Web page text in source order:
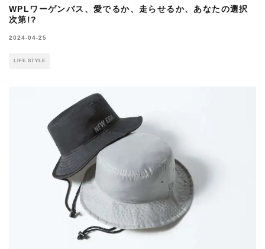
WPLワーゲンバス、愛でるか、走らせるか、あなたの選択
次第!?
2024-04-25
LIFE STYLE